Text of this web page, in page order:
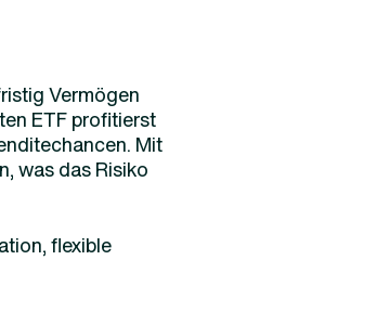
Vermögen
ETF profitierst
Mit
was das Risiko
flexible